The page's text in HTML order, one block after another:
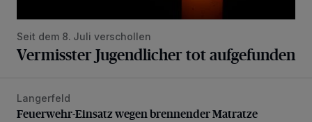
Seit dem 8. Juli verschollen
Vermisster Jugendlicher tot aufgefunden
Feuerwehr-Einsatz wegen brennender Matratze
Langerfeld
Feuerwehr-Einsatz wegen brennender Matratze